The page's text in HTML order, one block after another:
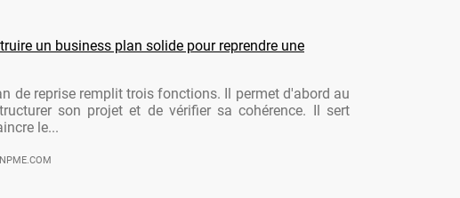
un business plan solide pour reprendre une
de reprise remplit trois fonctions. Il permet d'abord au
son projet et de vérifier sa cohérence. Il sert
le...